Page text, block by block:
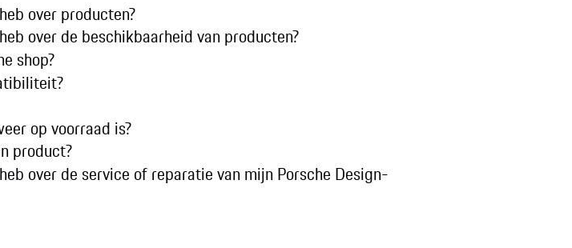
over producten?
over de beschikbaarheid van producten?
shop?
op voorraad is?
product?
over de service of reparatie van mijn Porsche Design-